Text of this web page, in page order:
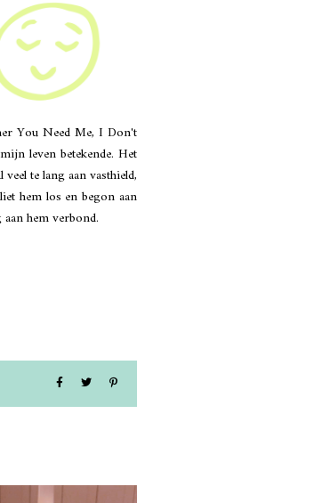
You Need Me, I Don't
leven betekende. Het
te lang aan vasthield,
hem los en begon aan
hem verbond.